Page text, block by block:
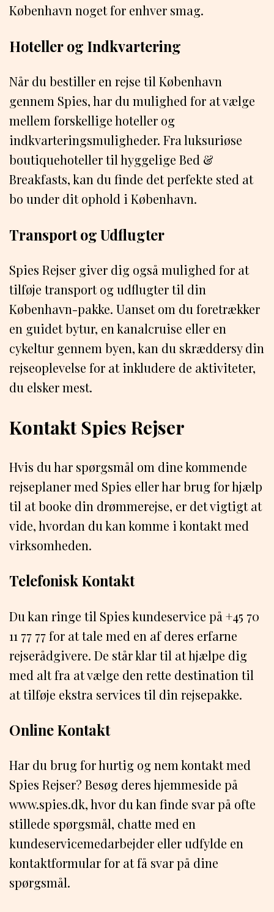
København noget for enhver smag.
Hoteller og Indkvartering
Når du bestiller en rejse til København
gennem Spies, har du mulighed for at vælge
mellem forskellige hoteller og
indkvarteringsmuligheder. Fra luksuriøse
boutiquehoteller til hyggelige Bed &
Breakfasts, kan du finde det perfekte sted at
bo under dit ophold i København.
Transport og Udflugter
Spies Rejser giver dig også mulighed for at
tilføje transport og udflugter til din
København-pakke. Uanset om du foretrækker
en guidet bytur, en kanalcruise eller en
cykeltur gennem byen, kan du skræddersy din
rejseoplevelse for at inkludere de aktiviteter,
du elsker mest.
Kontakt Spies Rejser
Hvis du har spørgsmål om dine kommende
rejseplaner med Spies eller har brug for hjælp
til at booke din drømmerejse, er det vigtigt at
vide, hvordan du kan komme i kontakt med
virksomheden.
Telefonisk Kontakt
Du kan ringe til Spies kundeservice på +45 70
11 77 77 for at tale med en af deres erfarne
rejserådgivere. De står klar til at hjælpe dig
med alt fra at vælge den rette destination til
at tilføje ekstra services til din rejsepakke.
Online Kontakt
Har du brug for hurtig og nem kontakt med
Spies Rejser? Besøg deres hjemmeside på
www.spies.dk, hvor du kan finde svar på ofte
stillede spørgsmål, chatte med en
kundeservicemedarbejder eller udfylde en
kontaktformular for at få svar på dine
spørgsmål.